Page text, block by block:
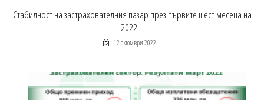
Стабилност на застрахователния пазар през първите шест месеца на
2022 г.
12 октомври 2022